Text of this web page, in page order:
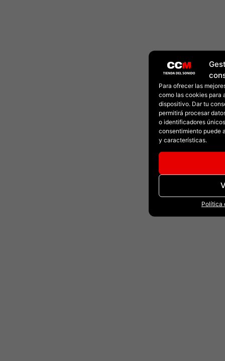
Para ofrecer las
como las cookies para
dispositivo. Dar tu
permitirá procesar
o identificadores
consentimiento puede
y características.
Política